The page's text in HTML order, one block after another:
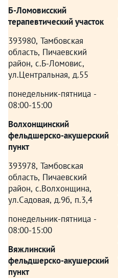
Б-Ломовисский
терапевтический участок
393980, Тамбовская
область, Пичаевский
район, с.Б-Ломовис,
ул.Центральная, д.55
понедельник-пятница -
08:00-15:00
Волхонщинский
фельдшерско-акушерский
пункт
393978, Тамбовская
область, Пичаевский
район, с.Волхонщина,
ул.Садовая, д.9б, п.3,4
понедельник-пятница -
08:00-15:00
Вяжлинский
фельдшерско-акушерский
пункт